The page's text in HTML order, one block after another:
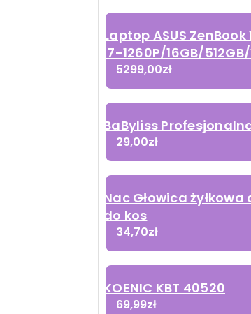
Laptop ASUS ZenBook
i7-1260P/16GB/512GB/
5299,00zł
BaByliss
29,00zł
Nac Głowica
do kos
34,70zł
KOENIC KBT 40520
69,99zł